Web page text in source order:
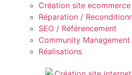
Création site ecommerce
Réparation /
SEO / Référencement
Community Management
Réalisations